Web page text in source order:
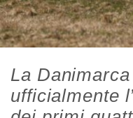
La
ufficialmente